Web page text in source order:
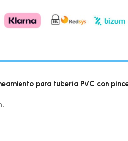
para tubería PVC con